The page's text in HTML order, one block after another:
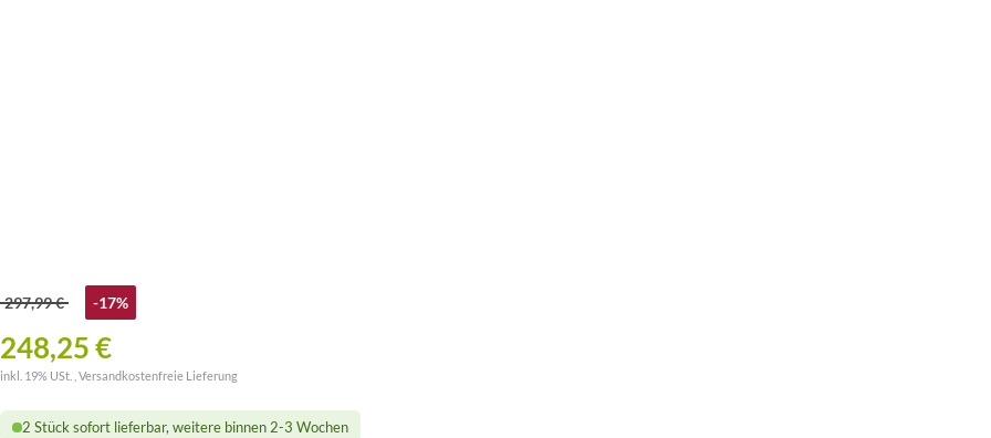
297,99 € -17%
248,25 €
inkl. 19% USt. , Versandkostenfreie Lieferung
2 Stück sofort lieferbar, weitere binnen 2-3 Wochen